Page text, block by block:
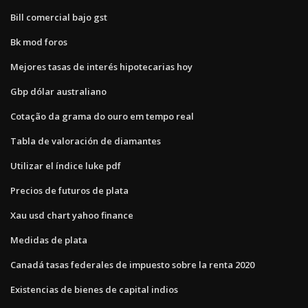
Bill comercial bajo gst
Bk mod foros
Mejores tasas de interés hipotecarias hoy
Gbp dólar australiano
Cotação da grama do ouro em tempo real
Tabla de valoración de diamantes
Utilizar el índice luke pdf
Precios de futuros de plata
Xau usd chart yahoo finance
Medidas de plata
Canadá tasas federales de impuesto sobre la renta 2020
Existencias de bienes de capital indios